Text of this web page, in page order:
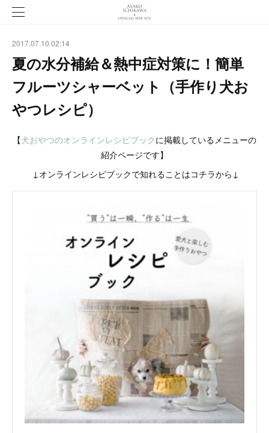
2017.07.10 02:14
夏の水分補給＆熱中症対策に！簡単
フルーツシャーベット（手作り犬お
やつレシピ）
【犬おやつのオンラインレシピブックに掲載しているメニューの
紹介ページです】
↓オンラインレシピブックで知れることはコチラから↓